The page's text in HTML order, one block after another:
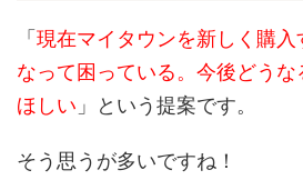
「現在マイタウンを新しく購入
なって困っている。今後どう
ほしい 」という提案です。
そう思うが多いですね！